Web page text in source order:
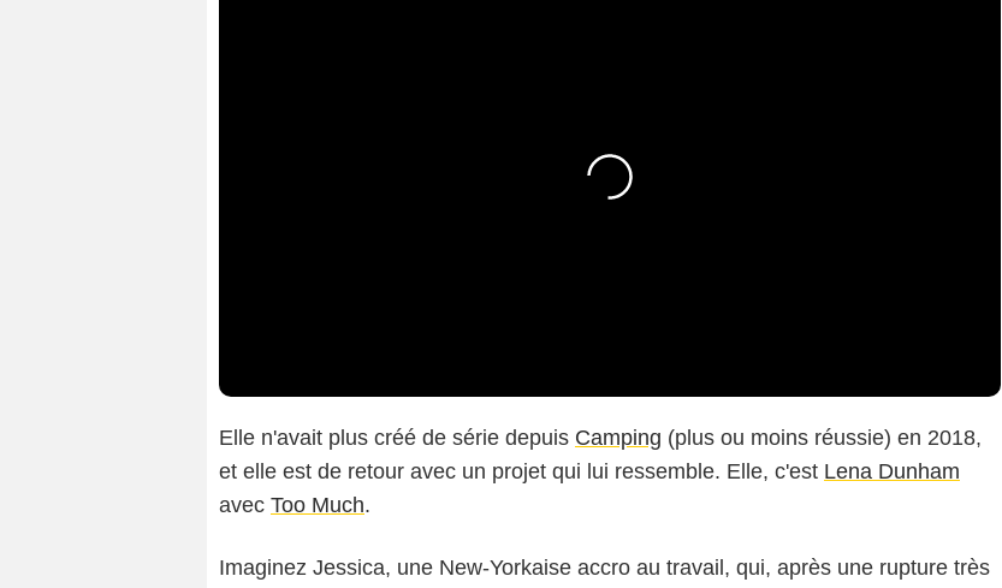
Elle n'avait plus créé de série depuis Camping (plus ou moins réussie) en 2018,
et elle est de retour avec un projet qui lui ressemble. Elle, c'est Lena Dunham
avec Too Much.
Imaginez Jessica, une New-Yorkaise accro au travail, qui, après une rupture très